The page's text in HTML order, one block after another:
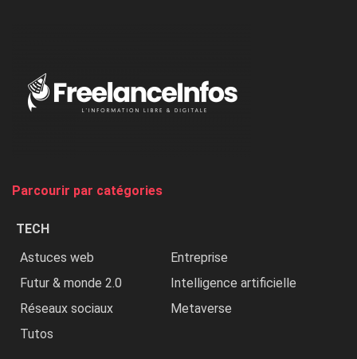
Nigeria,
Parcourir par catégories
TECH
Astuces web
Entreprise
Futur & monde 2.0
Intelligence artificielle
Réseaux sociaux
Metaverse
Tutos